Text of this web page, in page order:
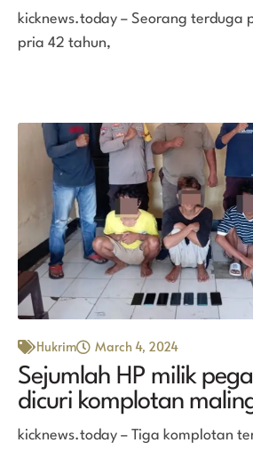
kicknews.today – Seorang terduga
pria 42 tahun,
Hukrim March 4, 2024
Sejumlah HP milik
dicuri komplotan
kicknews.today – Tiga komplotan